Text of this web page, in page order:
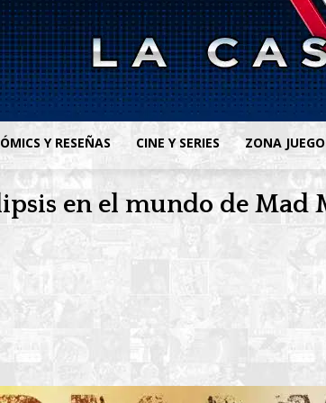
Y RESEÑAS CINE Y SERIES ZONA
en el mundo de Mad